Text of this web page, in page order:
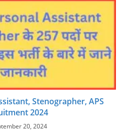
Stenographer, APS
2024
20, 2024